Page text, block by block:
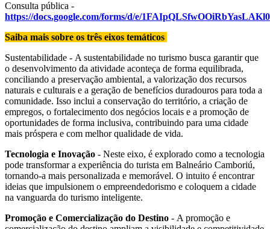
Consulta pública -
https://docs.google.com/forms/d/e/
Saiba mais sobre os três eixos temáticos
Sustentabilidade - A sustentabilidade no turismo busca garantir que
o desenvolvimento da atividade aconteça de forma equilibrada,
conciliando a preservação ambiental, a valorização dos recursos
naturais e culturais e a geração de benefícios duradouros para toda a
comunidade. Isso inclui a conservação do território, a criação de
empregos, o fortalecimento dos negócios locais e a promoção de
oportunidades de forma inclusiva, contribuindo para uma cidade
mais próspera e com melhor qualidade de vida.
Tecnologia e Inovação - Neste eixo, é explorado como a tecnologia
pode transformar a experiência do turista em Balneário Camboriú,
tornando-a mais personalizada e memorável. O intuito é encontrar
ideias que impulsionem o empreendedorismo e coloquem a cidade
na vanguarda do turismo inteligente.
Promoção e Comercialização do Destino - A promoção e